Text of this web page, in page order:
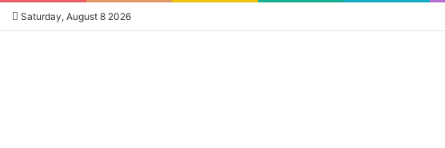
Saturday, August 8 2026